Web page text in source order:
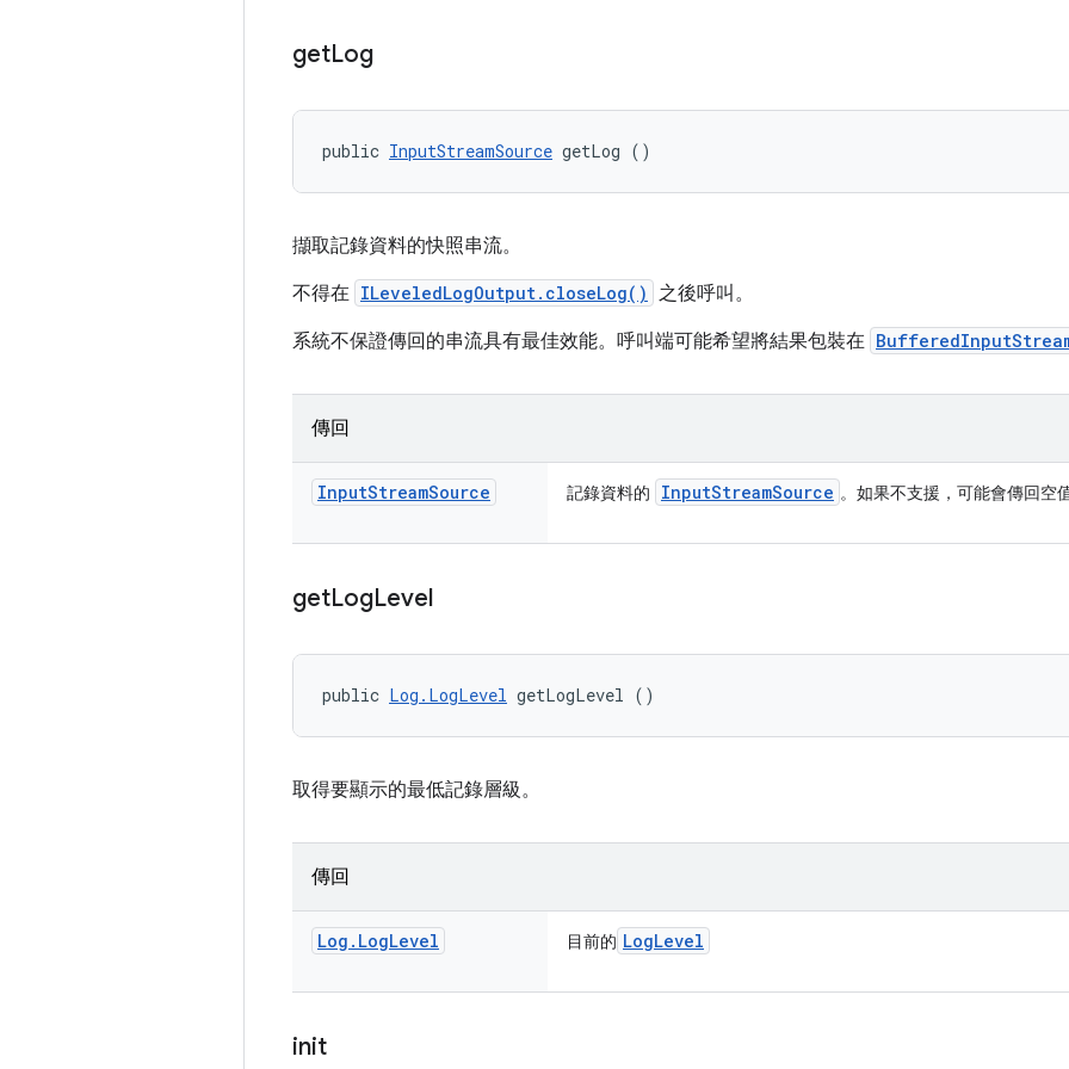
getLog
public InputStreamSource getLog ()
擷取記錄資料的快照串流。
不得在 ILeveledLogOutput.closeLog() 之後呼叫。
系統不保證傳回的串流具有最佳效能。呼叫端可能希望將結果包裝在
傳回
InputStreamSource 記錄資料的 InputStreamSource 。如果不支援，可能會傳回空值
getLogLevel
public Log.LogLevel getLogLevel ()
取得要顯示的最低記錄層級。
傳回
Log . LogLevel 目前的 LogLevel
init